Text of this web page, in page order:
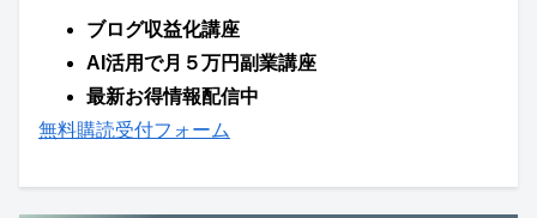
ブログ収益化講座
AI活用で月５万円副業講座
最新お得情報配信中
無料購読受付フォーム